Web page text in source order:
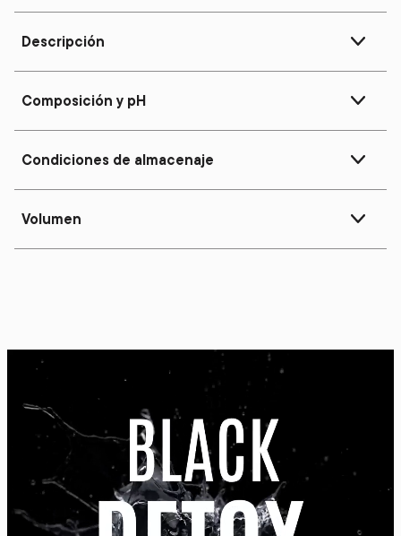
Descripción
Composición y pH
Condiciones de almacenaje
Volumen